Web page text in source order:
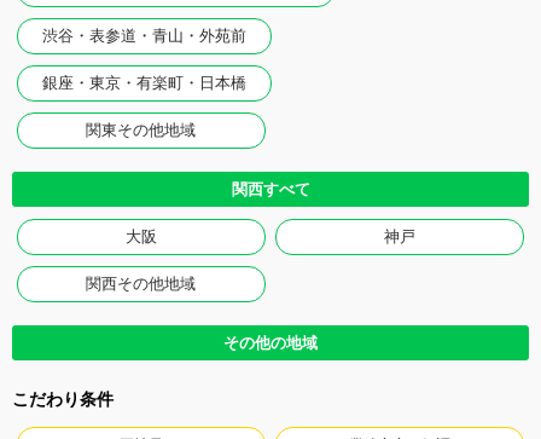
渋谷・表参道・青山・外苑前
銀座・東京・有楽町・日本橋
関東その他地域
関西すべて
大阪 神戸
関西その他地域
その他の地域
こだわり条件